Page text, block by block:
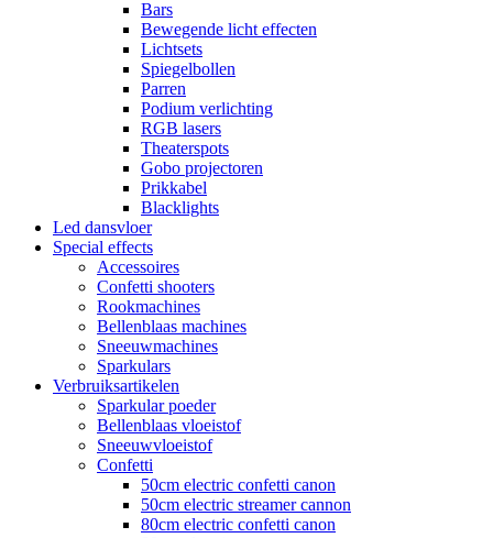
Bars
Bewegende licht effecten
Lichtsets
Spiegelbollen
Parren
Podium verlichting
RGB lasers
Theaterspots
Gobo projectoren
Prikkabel
Blacklights
Led dansvloer
Special effects
Accessoires
Confetti shooters
Rookmachines
Bellenblaas machines
Sneeuwmachines
Sparkulars
Verbruiksartikelen
Sparkular poeder
Bellenblaas vloeistof
Sneeuwvloeistof
Confetti
50cm electric confetti canon
50cm electric streamer cannon
80cm electric confetti canon